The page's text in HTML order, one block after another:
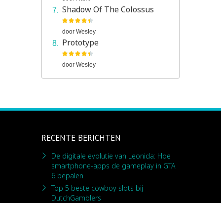
Shadow Of The Colossus
door Wesley
Prototype
door Wesley
RECENTE BERICHTEN
De digitale evolutie van Leonida: Hoe
smartphone-apps de gameplay in GTA
6 bepalen
Top 5 beste cowboy slots bij
DutchGamblers